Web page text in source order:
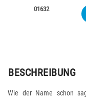
01632
BESCHREIBUNG
Wie der Name schon